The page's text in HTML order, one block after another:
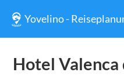
Yovelino -
Hotel